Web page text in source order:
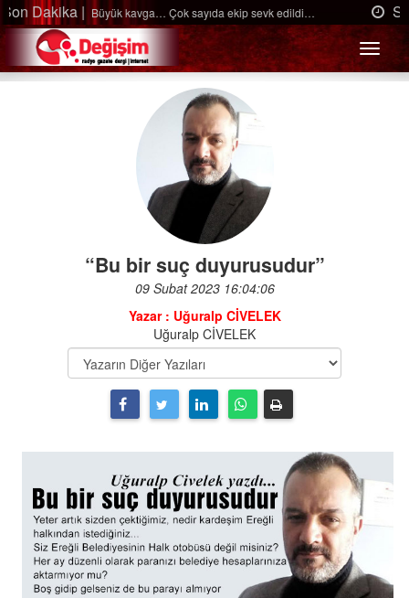
Son Dakika |Ağaçtan düştü…
Menü
“Bu bir suç duyurusudur”
09 Subat 2023 16:04:06
Yazar : Uğuralp CİVELEK
Uğuralp CİVELEK